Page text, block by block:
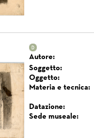
Autore:
Soggetto:
Oggetto:
Materia e tecnica:
Datazione:
Sede museale: